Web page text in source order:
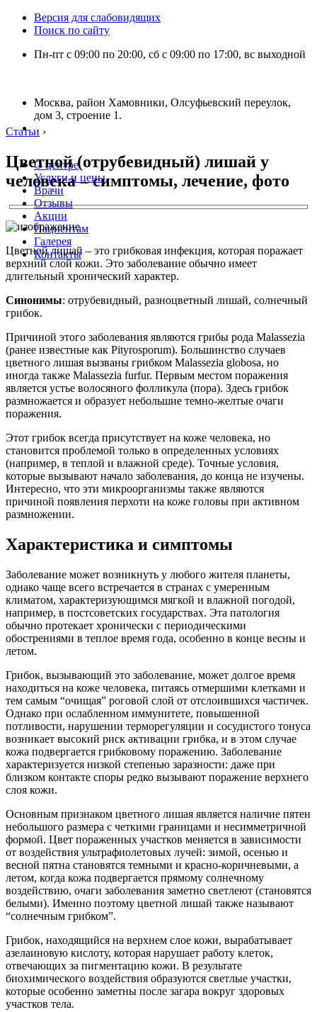
Версия для слабовидящих
Поиск по сайту
Пн-пт с 09:00 по 20:00, сб с 09:00 по 17:00, вс выходной
Москва, район Хамовники, Олсуфьевский переулок,
дом 3, строение 1.
О центре
Услуги и цены
Врачи
Отзывы
Акции
Пациентам
Галерея
Контакты
Статьи ›
Цветной (отрубевидный) лишай у
человека – симптомы, лечение, фото
Цветной лишай – это грибковая инфекция, которая поражает
верхний слой кожи. Это заболевание обычно имеет
длительный хронический характер.
Синонимы: отрубевидный, разноцветный лишай, солнечный
грибок.
Причиной этого заболевания являются грибы рода Malassezia
(ранее известные как Pityrosporum). Большинство случаев
цветного лишая вызваны грибком Malassezia globosa, но
иногда также Malassezia furfur. Первым местом поражения
является устье волосяного фолликула (пора). Здесь грибок
размножается и образует небольшие темно-желтые очаги
поражения.
Этот грибок всегда присутствует на коже человека, но
становится проблемой только в определенных условиях
(например, в теплой и влажной среде). Точные условия,
которые вызывают начало заболевания, до конца не изучены.
Интересно, что эти микроорганизмы также являются
причиной появления перхоти на коже головы при активном
размножении.
Характеристика и симптомы
Заболевание может возникнуть у любого жителя планеты,
однако чаще всего встречается в странах с умеренным
климатом, характеризующимся мягкой и влажной погодой,
например, в постсоветских государствах. Эта патология
обычно протекает хронически с периодическими
обострениями в теплое время года, особенно в конце весны и
летом.
Грибок, вызывающий это заболевание, может долгое время
находиться на коже человека, питаясь отмершими клетками и
тем самым “очищая” роговой слой от отслоившихся частичек.
Однако при ослабленном иммунитете, повышенной
потливости, нарушении терморегуляции и сосудистого тонуса
возникает высокий риск активации грибка, и в этом случае
кожа подвергается грибковому поражению. Заболевание
характеризуется низкой степенью заразности: даже при
близком контакте споры редко вызывают поражение верхнего
слоя кожи.
Основным признаком цветного лишая является наличие пятен
небольшого размера с четкими границами и несимметричной
формой. Цвет пораженных участков меняется в зависимости
от воздействия ультрафиолетовых лучей: зимой, осенью и
весной пятна становятся темными и красно-коричневыми, а
летом, когда кожа подвергается прямому солнечному
воздействию, очаги заболевания заметно светлеют (становятся
белыми). Именно поэтому цветной лишай также называют
“солнечным грибком”.
Грибок, находящийся на верхнем слое кожи, вырабатывает
азелаиновую кислоту, которая нарушает работу клеток,
отвечающих за пигментацию кожи. В результате
биохимического воздействия образуются светлые участки,
которые особенно заметны после загара вокруг здоровых
участков тела.